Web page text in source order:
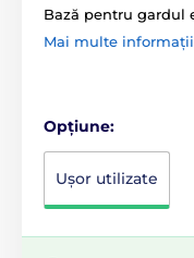
Bază pentru gardul
Mai multe informații
Opțiune:
Ușor utilizate